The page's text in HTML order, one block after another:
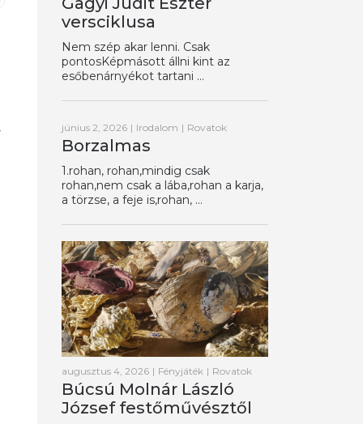
versciklusa
Nem szép akar lenni. Csak
pontosKépmásott állni kint az
esőbenárnyékot tartani ...
június 2, 2026 | Irodalom | Rovatok
Borzalmas
1.rohan, rohan,mindig csak
rohan,nem csak a lába,rohan a karja,
a törzse, a feje is,rohan, ...
augusztus 4, 2026 | Fényjáték | Rovatok
Búcsú Molnár László
József festőművésztől